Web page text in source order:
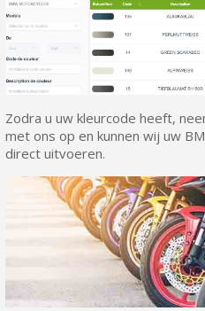
Zodra u uw kleurcode heeft,
met ons op en kunnen wij uw
direct uitvoeren.